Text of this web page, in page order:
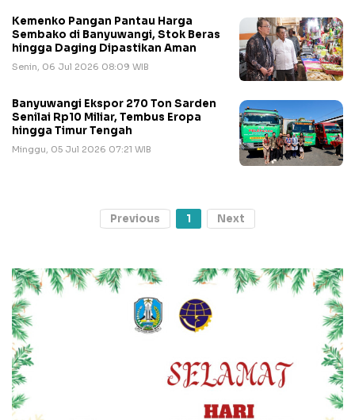
Kemenko Pangan Pantau Harga
Sembako di Banyuwangi, Stok Beras
hingga Daging Dipastikan Aman
Senin, 06 Jul 2026 08:09 WIB
Banyuwangi Ekspor 270 Ton Sarden
Senilai Rp10 Miliar, Tembus Eropa
hingga Timur Tengah
Minggu, 05 Jul 2026 07:21 WIB
Previous 1 Next